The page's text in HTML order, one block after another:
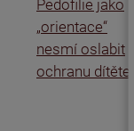
Pedofilie jako
„orientace“
nesmí oslabit
ochranu dítěte